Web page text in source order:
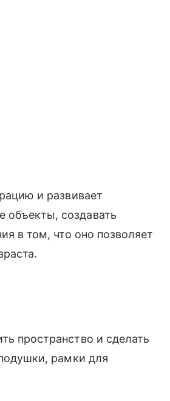
и развивает
создавать
в том, что оно позволяет
пространство и сделать
рамки для